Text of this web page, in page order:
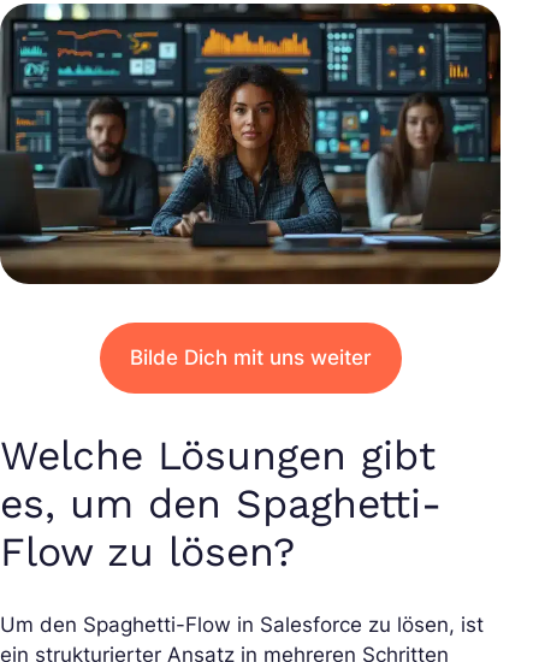
Bilde Dich mit uns weiter
Welche Lösungen gibt
es, um den Spaghetti-
Flow zu lösen?
Um den Spaghetti-Flow in Salesforce zu lösen, ist
ein strukturierter Ansatz in mehreren Schritten